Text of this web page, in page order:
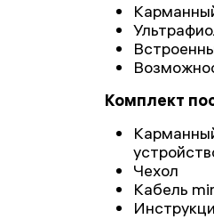
Комплект
Чехол
Кабель